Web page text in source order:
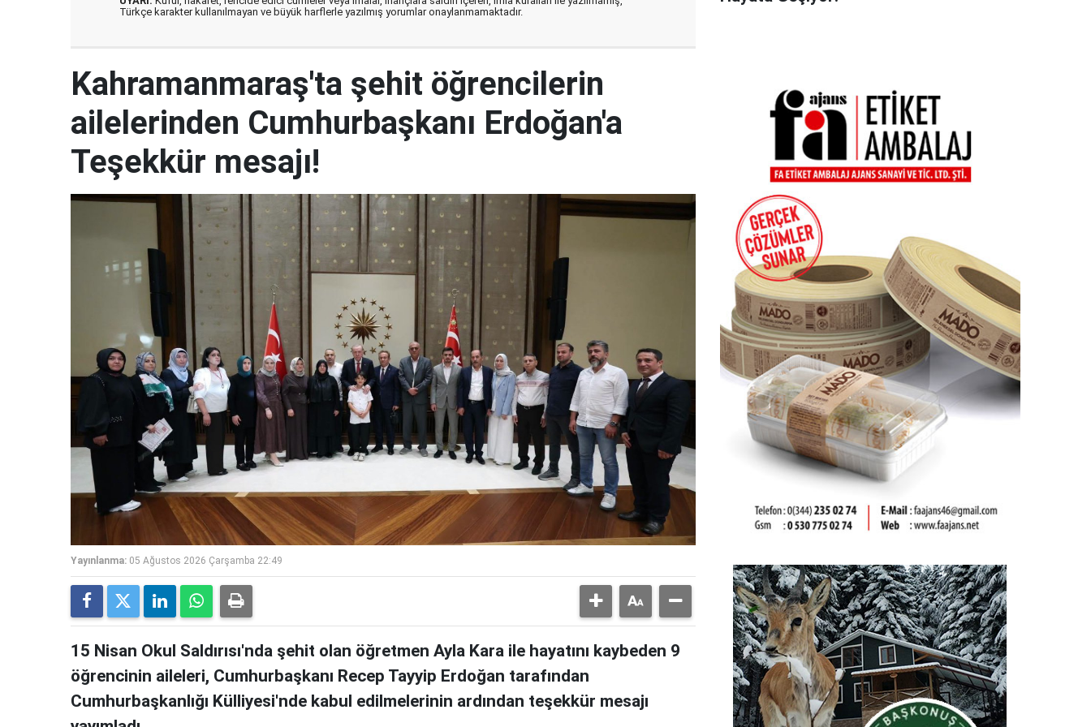
Türkçe karakter kullanılmayan ve büyük harflerle yazılmış yorumlar onaylanmamaktadır.
Kahramanmaraş'ta şehit öğrencilerin
ailelerinden Cumhurbaşkanı Erdoğan'a
Teşekkür mesajı!
Yayınlanma: 05 Ağustos 2026 Çarşamba 22:49
15 Nisan Okul Saldırısı'nda şehit olan öğretmen Ayla Kara ile hayatını kaybeden 9
öğrencinin aileleri, Cumhurbaşkanı Recep Tayyip Erdoğan tarafından
Cumhurbaşkanlığı Külliyesi'nde kabul edilmelerinin ardından teşekkür mesajı